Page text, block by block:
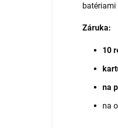
batériami
Záruka:
10
na
na